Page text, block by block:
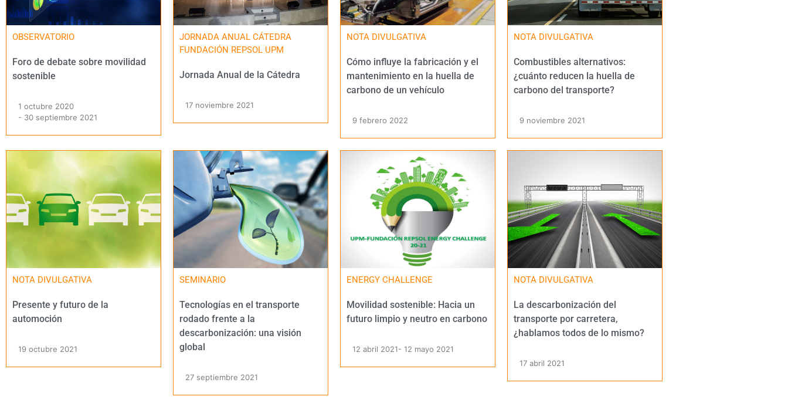
OBSERVATORIO
Foro de debate sobre movilidad
sostenible
1 octubre 2020
- 30 septiembre 2021
JORNADA ANUAL CÁTEDRA
FUNDACIÓN REPSOL UPM
Jornada Anual de la Cátedra
17 noviembre 2021
NOTA DIVULGATIVA
Cómo influye la fabricación y el
mantenimiento en la huella de
carbono de un vehículo
9 febrero 2022
NOTA DIVULGATIVA
Combustibles alternativos:
¿cuánto reducen la huella de
carbono del transporte?
9 noviembre 2021
NOTA DIVULGATIVA
Presente y futuro de la
automoción
19 octubre 2021
SEMINARIO
Tecnologías en el transporte
rodado frente a la
descarbonización: una visión
global
27 septiembre 2021
ENERGY CHALLENGE
Movilidad sostenible: Hacia un
futuro limpio y neutro en carbono
12 abril 2021- 12 mayo 2021
NOTA DIVULGATIVA
La descarbonización del
transporte por carretera,
¿hablamos todos de lo mismo?
17 abril 2021